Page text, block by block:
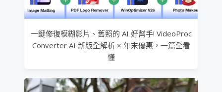
一鍵修復模糊影片、舊照的 AI 好幫手! VideoProc
Converter AI 新版全解析 × 年末優惠，一篇全看
懂